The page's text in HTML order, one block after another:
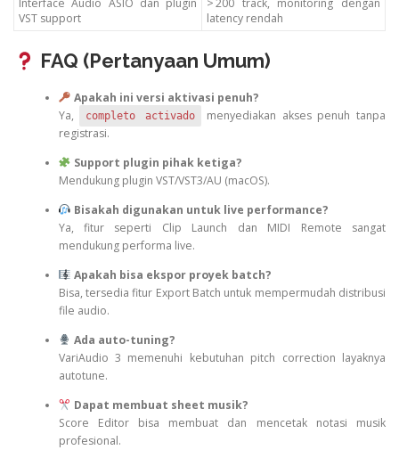
Interface Audio ASIO dan plugin
VST support
> 200 track, monitoring dengan
latency rendah
FAQ (Pertanyaan Umum)
Apakah ini versi aktivasi penuh?
Ya,
completo activado
menyediakan akses penuh tanpa
registrasi.
Support plugin pihak ketiga?
Mendukung plugin VST/VST3/AU (macOS).
Bisakah digunakan untuk live performance?
Ya, fitur seperti Clip Launch dan MIDI Remote sangat
mendukung performa live.
Apakah bisa ekspor proyek batch?
Bisa, tersedia fitur Export Batch untuk mempermudah distribusi
file audio.
Ada auto-tuning?
VariAudio 3 memenuhi kebutuhan pitch correction layaknya
autotune.
Dapat membuat sheet musik?
Score Editor bisa membuat dan mencetak notasi musik
profesional.